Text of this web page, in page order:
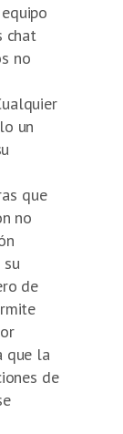
chat
no
un
que
no
de
que la
de